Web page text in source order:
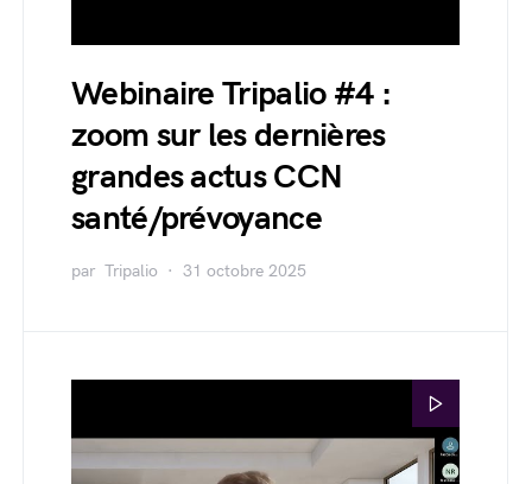
Webinaire Tripalio #4 :
zoom sur les dernières
grandes actus CCN
santé/prévoyance
par Tripalio 31 octobre 2025